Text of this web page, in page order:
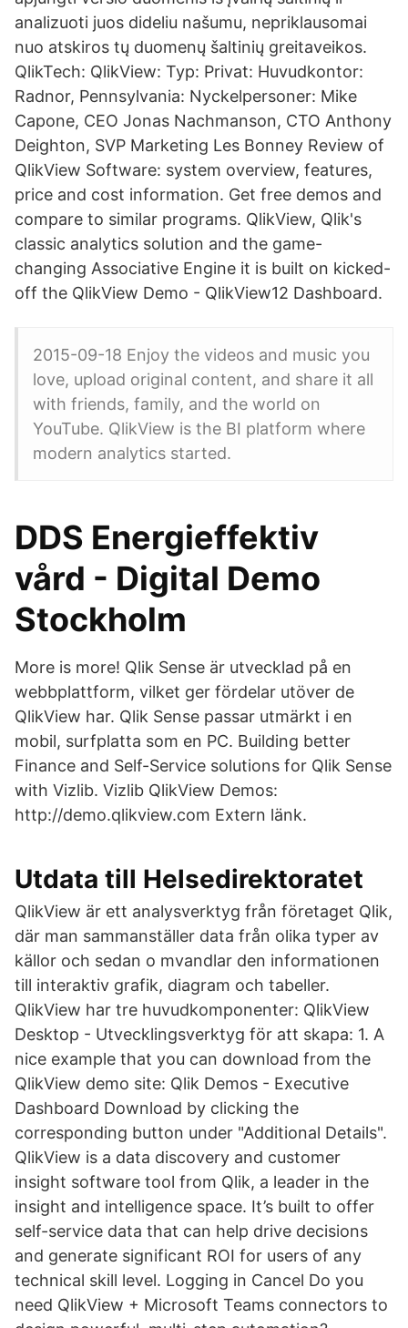
analizuoti juos dideliu našumu, nepriklausomai
nuo atskiros tų duomenų šaltinių greitaveikos.
QlikTech: QlikView: Typ: Privat: Huvudkontor:
Radnor, Pennsylvania: Nyckelpersoner: Mike
Capone, CEO Jonas Nachmanson, CTO Anthony
Deighton, SVP Marketing Les Bonney Review of
QlikView Software: system overview, features,
price and cost information. Get free demos and
compare to similar programs. QlikView, Qlik's
classic analytics solution and the game-
changing Associative Engine it is built on kicked-
off the QlikView Demo - QlikView12 Dashboard.
2015-09-18 Enjoy the videos and music you
love, upload original content, and share it all
with friends, family, and the world on
YouTube. QlikView is the BI platform where
modern analytics started.
DDS Energieffektiv
vård - Digital Demo
Stockholm
More is more! Qlik Sense är utvecklad på en
webbplattform, vilket ger fördelar utöver de
QlikView har. Qlik Sense passar utmärkt i en
mobil, surfplatta som en PC. Building better
Finance and Self-Service solutions for Qlik Sense
with Vizlib. Vizlib QlikView Demos:
http://demo.qlikview.com Extern länk.
Utdata till Helsedirektoratet
QlikView är ett analysverktyg från företaget Qlik,
där man sammanställer data från olika typer av
källor och sedan o mvandlar den informationen
till interaktiv grafik, diagram och tabeller.
QlikView har tre huvudkomponenter: QlikView
Desktop - Utvecklingsverktyg för att skapa: 1. A
nice example that you can download from the
QlikView demo site: Qlik Demos - Executive
Dashboard Download by clicking the
corresponding button under "Additional Details".
QlikView is a data discovery and customer
insight software tool from Qlik, a leader in the
insight and intelligence space. It’s built to offer
self-service data that can help drive decisions
and generate significant ROI for users of any
technical skill level. Logging in Cancel Do you
need QlikView + Microsoft Teams connectors to